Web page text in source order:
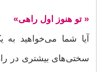
« تو هنوز اول راهی»
آیا شما می‌خواهید به